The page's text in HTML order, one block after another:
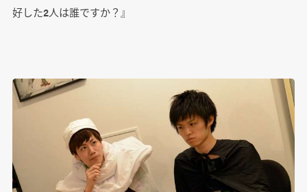
好した2人は誰ですか？』